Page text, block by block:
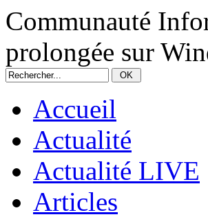
Communauté
prolongée sur
Accueil
Actualité
Actualité LIVE
Articles